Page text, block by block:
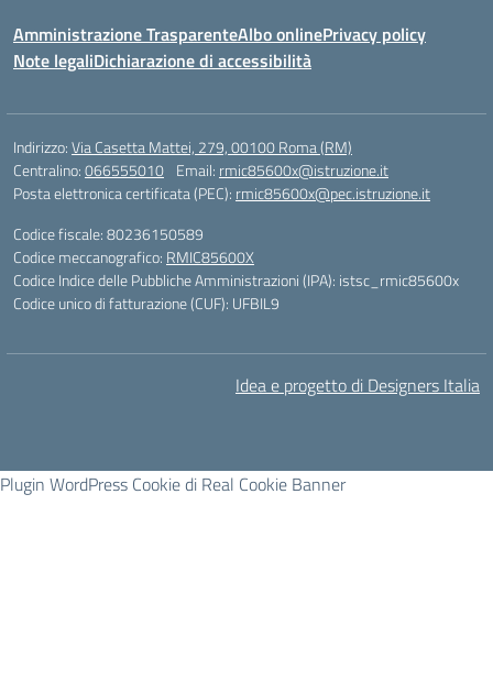
Amministrazione TrasparenteAlbo onlinePrivacy policy
Note legaliDichiarazione di accessibilità
Indirizzo:Via Casetta Mattei, 279, 00100 Roma (RM)
Centralino:066555010 Email: rmic85600x@istruzione.it
Posta elettronica certificata (PEC): rmic85600x@pec.istruzione.it
Codice fiscale: 80236150589
Codice meccanografico: RMIC85600X
Codice Indice delle Pubbliche Amministrazioni (IPA): istsc_rmic85600x
Codice unico di fatturazione (CUF): UFBIL9
Idea e progetto di Designers Italia
Plugin WordPress Cookie di Real Cookie Banner